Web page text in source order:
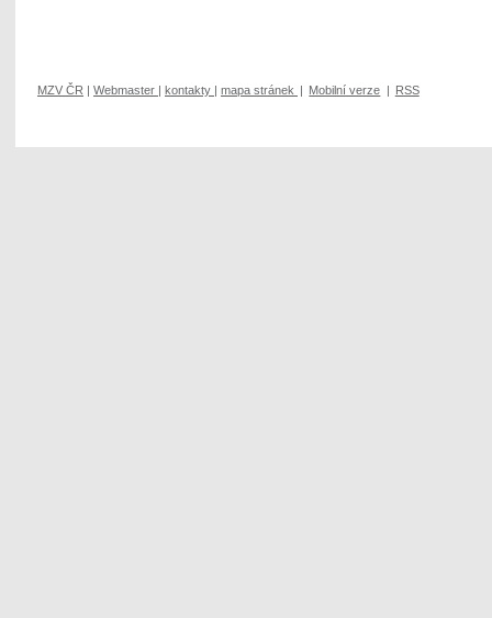
MZV ČR | Webmaster | kontakty | mapa stránek | Mobilní verze | RSS